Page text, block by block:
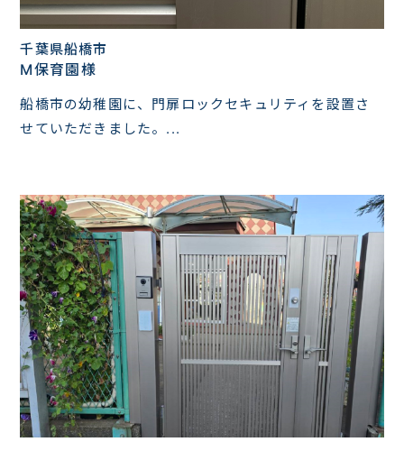
千葉県船橋市
M保育園様
船橋市の幼稚園に、門扉ロックセキュリティを設置さ
せていただきました。...